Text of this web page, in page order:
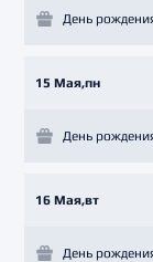
День
15 Мая,пн
День
16 Мая,вт
День